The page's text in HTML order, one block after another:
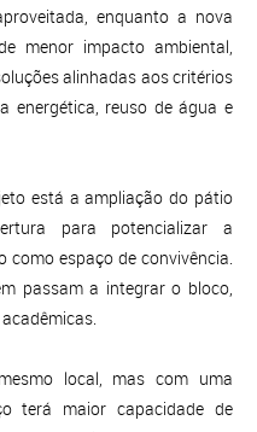
enquanto a nova
menor impacto ambiental,
alinhadas aos critérios
energética, reuso de água e
está a ampliação do pátio
para potencializar a
espaço de convivência.
passam a integrar o bloco,
local, mas com uma
terá maior capacidade de